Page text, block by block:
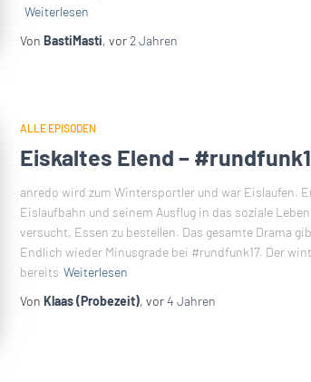
Weiterlesen
Von BastiMasti, vor 2 Jahren
ALLE EPISODEN
Eiskaltes Elend –
anredo wird zum Wintersportler und war Eislaufen.
Eislaufbahn und seinem Ausflug in das soziale
versucht, Essen zu bestellen. Das gesamte Drama
Endlich wieder Minusgrade bei #rundfunk17. Der
bereits Weiterlesen
Von Klaas (Probezeit), vor4 Jahren